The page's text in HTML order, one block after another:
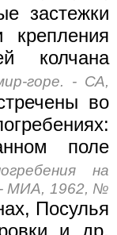
застежки
колчана
горе. - СА,
во
поле
на
- МИА, 1962, №
Посулья
и др.